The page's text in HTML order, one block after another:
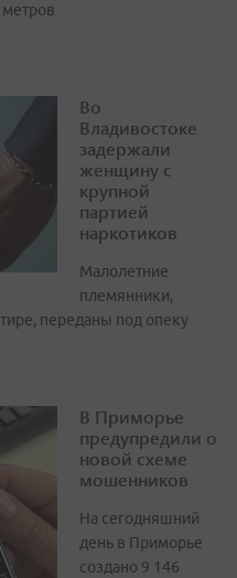
метров
Во
Владивостоке
задержали
женщину с
крупной
партией
наркотиков
Малолетние
племянники,
переданы под опеку
В Приморье
предупредили о
новой схеме
мошенников
На сегодняшний
день в Приморье
создано 9 146